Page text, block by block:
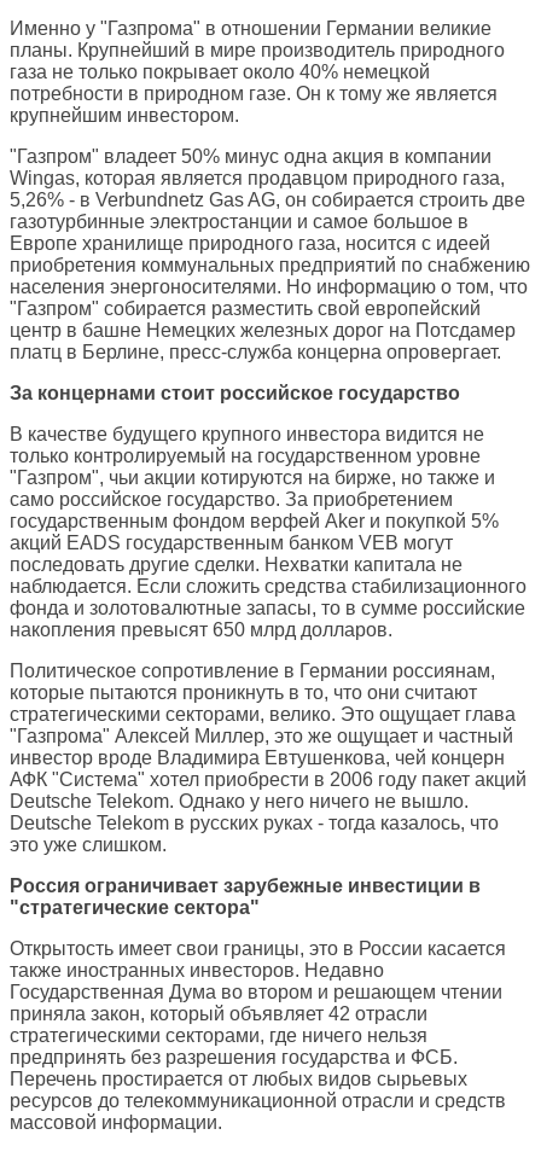
Именно у "Газпрома" в отношении Германии великие
планы. Крупнейший в мире производитель природного
газа не только покрывает около 40% немецкой
потребности в природном газе. Он к тому же является
крупнейшим инвестором.
"Газпром" владеет 50% минус одна акция в компании
Wingas, которая является продавцом природного газа,
5,26% - в Verbundnetz Gas AG, он собирается строить две
газотурбинные электростанции и самое большое в
Европе хранилище природного газа, носится с идеей
приобретения коммунальных предприятий по снабжению
населения энергоносителями. Но информацию о том, что
"Газпром" собирается разместить свой европейский
центр в башне Немецких железных дорог на Потсдамер
платц в Берлине, пресс-служба концерна опровергает.
За концернами стоит российское государство
В качестве будущего крупного инвестора видится не
только контролируемый на государственном уровне
"Газпром", чьи акции котируются на бирже, но также и
само российское государство. За приобретением
государственным фондом верфей Aker и покупкой 5%
акций EADS государственным банком VEB могут
последовать другие сделки. Нехватки капитала не
наблюдается. Если сложить средства стабилизационного
фонда и золотовалютные запасы, то в сумме российские
накопления превысят 650 млрд долларов.
Политическое сопротивление в Германии россиянам,
которые пытаются проникнуть в то, что они считают
стратегическими секторами, велико. Это ощущает глава
"Газпрома" Алексей Миллер, это же ощущает и частный
инвестор вроде Владимира Евтушенкова, чей концерн
АФК "Система" хотел приобрести в 2006 году пакет акций
Deutsche Telekom. Однако у него ничего не вышло.
Deutsche Telekom в русских руках - тогда казалось, что
это уже слишком.
Россия ограничивает зарубежные инвестиции в
"стратегические сектора"
Открытость имеет свои границы, это в России касается
также иностранных инвесторов. Недавно
Государственная Дума во втором и решающем чтении
приняла закон, который объявляет 42 отрасли
стратегическими секторами, где ничего нельзя
предпринять без разрешения государства и ФСБ.
Перечень простирается от любых видов сырьевых
ресурсов до телекоммуникационной отрасли и средств
массовой информации.